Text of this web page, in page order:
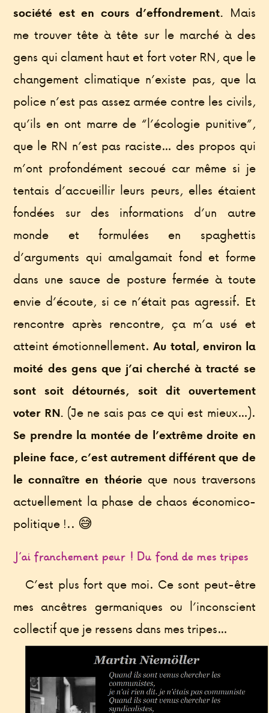
société est en cours d’effondrement. Mais
me trouver tête à tête sur le marché à des
gens qui clament haut et fort voter RN, que le
changement climatique n’existe pas, que la
police n’est pas assez armée contre les civils,
qu’ils en ont marre de “l’écologie punitive”,
que le RN n’est pas raciste… des propos qui
m’ont profondément secoué car même si je
tentais d’accueillir leurs peurs, elles étaient
fondées sur des informations d’un autre
monde et formulées en spaghettis
d’arguments qui amalgamait fond et forme
dans une sauce de posture fermée à toute
envie d’écoute, si ce n’était pas agressif. Et
rencontre après rencontre, ça m’a usé et
atteint émotionnellement.Au total, environ la
moité des gens que j’ai cherché à tracté se
sont soit détournés, soit dit ouvertement
voter RN. (Je ne sais pas ce qui est mieux…).
Se prendre la montée de l’extrême droite en
pleine face, c’est autrement différent que de
le connaître en théorieque nous traversons
actuellement la phase de chaos économico-
politique !.. 😅
J’ai franchement peur ! Du fond de mes tripes
C’est plus fort que moi. Ce sont peut-être
mes ancêtres germaniques ou l’inconscient
collectif que je ressens dans mes tripes…